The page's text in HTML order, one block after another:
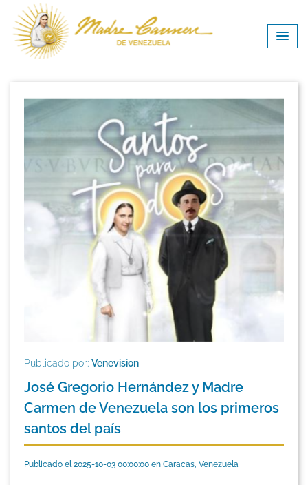
Publicado por: Venevision
José Gregorio Hernández y Madre
Carmen de Venezuela son los primeros
santos del país
Publicado el 2025-10-03 00:00:00 en Caracas, Venezuela